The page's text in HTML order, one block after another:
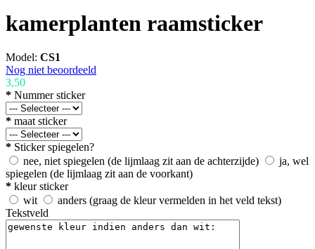
kamerplanten raamsticker
Model: CS1
Nog niet beoordeeld
3,50
* Nummer sticker
* maat sticker
* Sticker spiegelen?
nee, niet spiegelen (de lijmlaag zit aan de achterzijde)
ja, wel
spiegelen (de lijmlaag zit aan de voorkant)
* kleur sticker
wit
anders (graag de kleur vermelden in het veld tekst)
Tekstveld